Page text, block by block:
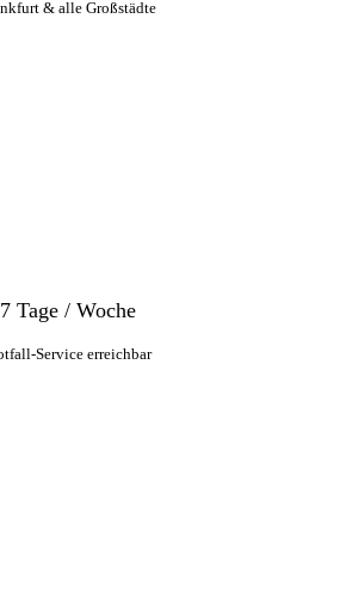
& alle Großstädte
7 Tage / Woche
Service erreichbar